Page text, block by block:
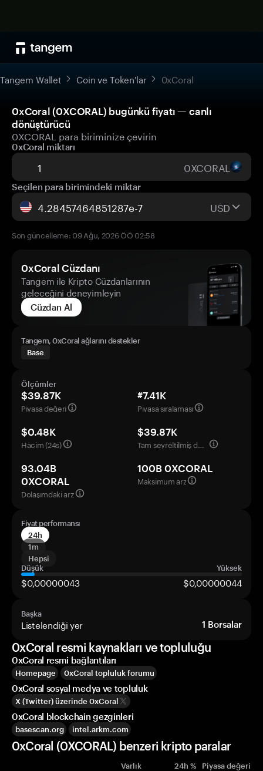
Tangem Wallet Coin ve Token'lar 0xCoral
0xCoral (0XCORAL) bugünkü fiyatı — canlı
dönüştürücü
0XCORAL para biriminize çevirin
0xCoral miktarı
0XCORAL
Seçilen para birimindeki miktar
USD
Son güncelleme: 09 Ağu, 2026 ÖÖ 02:58
0xCoral Cüzdanı
Tangem ile Kripto Cüzdanlarının
geleceğini deneyimleyin
Cüzdan Al
Tangem, 0xCoral ağlarını destekler
Base
Ölçümler
$39.87K
Piyasa değeri
#7.41K
Piyasa sıralaması
$0.48K
Hacim (24s)
$39.87K
Tam seyreltilmiş değerleme
93.04B
0XCORAL
Dolaşımdaki arz
100B 0XCORAL
Maksimum arz
Fiyat performansı
24h
1m
Hepsi
Düşük
Yüksek
$0,00000043 $0,00000044
Başka
Listelendiği yer 1 Borsalar
0xCoral resmi kaynakları ve topluluğu
0xCoral resmi bağlantıları
Homepage 0xCoral topluluk forumu
0xCoral sosyal medya ve topluluk
X (Twitter) üzerinde 0xCoral
0xCoral blockchain gezginleri
basescan.org intel.arkm.com
0xCoral (0XCORAL) benzeri kripto paralar
Varlık 24h % Piyasa değeri